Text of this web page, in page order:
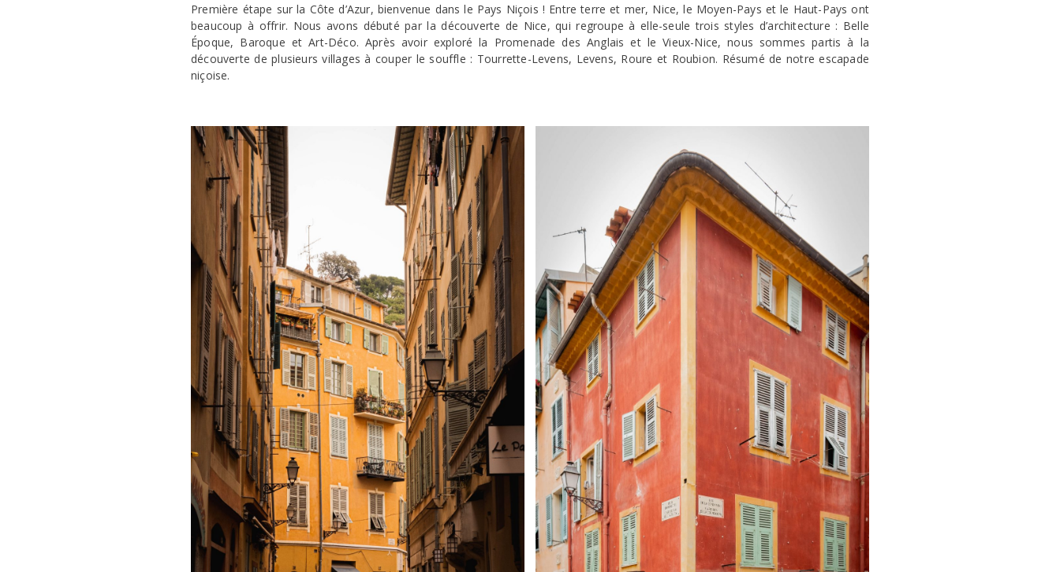
Première étape sur la Côte d’Azur, bienvenue dans le Pays Niçois ! Entre terre et mer, Nice, le Moyen-Pays et le Haut-Pays ont
beaucoup à offrir. Nous avons débuté par la découverte de Nice, qui regroupe à elle-seule trois styles d’architecture : Belle
Époque, Baroque et Art-Déco. Après avoir exploré la Promenade des Anglais et le Vieux-Nice, nous sommes partis à la
découverte de plusieurs villages à couper le souffle : Tourrette-Levens, Levens, Roure et Roubion. Résumé de notre escapade
niçoise.